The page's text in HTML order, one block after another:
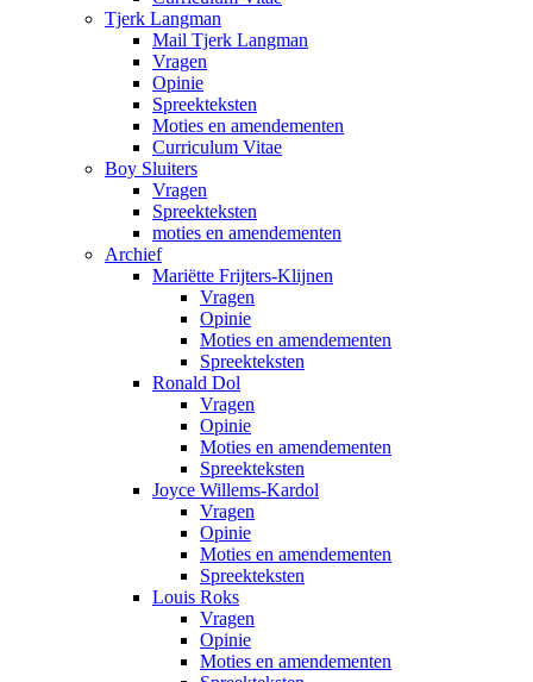
Tjerk Langman
Mail Tjerk Langman
Vragen
Opinie
Spreekteksten
Moties en amendementen
Curriculum Vitae
Boy Sluiters
Vragen
Spreekteksten
moties en amendementen
Archief
Mariëtte Frijters-Klijnen
Vragen
Opinie
Moties en amendementen
Spreekteksten
Ronald Dol
Vragen
Opinie
Moties en amendementen
Spreekteksten
Joyce Willems-Kardol
Vragen
Opinie
Moties en amendementen
Spreekteksten
Louis Roks
Vragen
Opinie
Moties en amendementen